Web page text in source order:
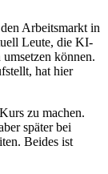
Arbeitsmarkt in
Leute, die KI-
können.
hat hier
zu machen.
später bei
Beides ist